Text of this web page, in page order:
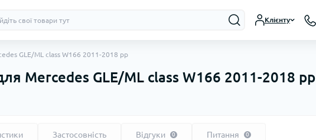
Клієнту
GLE/ML сlass W166 2011-2018 рр
Mercedes GLE/ML сlass W166 2011-2018 рр
Застосовність Відгуки 0 Питання 0